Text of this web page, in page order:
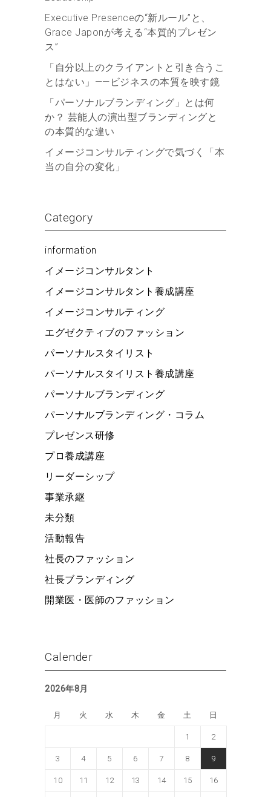
Executive Presenceの“新ルール”と、
Grace Japonが考える“本質的プレゼン
ス”
「自分以上のクライアントと引き合うこ
とはない」——ビジネスの本質を映す鏡
「パーソナルブランディング」とは何
か？ 芸能人の演出型ブランディングと
の本質的な違い
イメージコンサルティングで気づく「本
当の自分の変化」
Category
information
イメージコンサルタント
イメージコンサルタント養成講座
イメージコンサルティング
エグゼクティブのファッション
パーソナルスタイリスト
パーソナルスタイリスト養成講座
パーソナルブランディング
パーソナルブランディング・コラム
プレゼンス研修
プロ養成講座
リーダーシップ
事業承継
未分類
活動報告
社長のファッション
社長ブランディング
開業医・医師のファッション
Calender
2026年8月
月 火 水 木 金 土 日
1 2
3 4 5 6 7 8 9
10 11 12 13 14 15 16